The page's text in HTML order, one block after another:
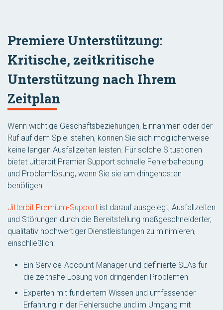
Premiere Unterstützung:
Kritische, zeitkritische
Unterstützung nach Ihrem
Zeitplan
Wenn wichtige Geschäftsbeziehungen, Einnahmen oder der
Ruf auf dem Spiel stehen, können Sie sich möglicherweise
keine langen Ausfallzeiten leisten. Für solche Situationen
bietet Jitterbit Premier Support schnelle Fehlerbehebung
und Problemlösung, wenn Sie sie am dringendsten
benötigen.
Jitterbit Premium-Support ist darauf ausgelegt, Ausfallzeiten
und Störungen durch die Bereitstellung maßgeschneiderter,
qualitativ hochwertiger Dienstleistungen zu minimieren,
einschließlich:
Ein Service-Account-Manager und definierte SLAs für
die zeitnahe Lösung von dringenden Problemen
Experten mit fundiertem Wissen und umfassender
Erfahrung in der Fehlersuche und im Umgang mit